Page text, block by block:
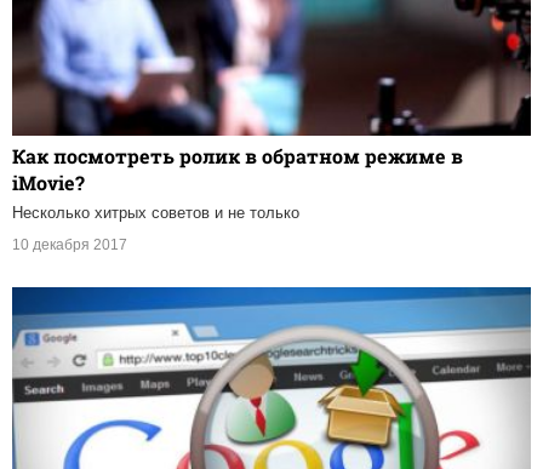
Как посмотреть ролик в обратном режиме в
iMovie?
Несколько хитрых советов и не только
10 декабря 2017